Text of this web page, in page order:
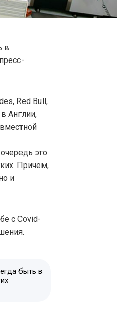
в
Red Bull,
Англии,
это
Причем,
и
с Covid-
быть в